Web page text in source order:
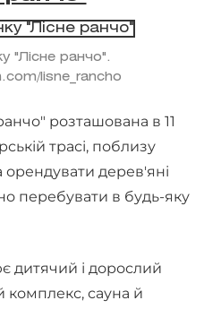
"Лісне ранчо".
lisne_rancho
розташована в 11
трасі, поблизу
орендувати дерев'яні
перебувати в будь-яку
дитячий і дорослий
комплекс, сауна й